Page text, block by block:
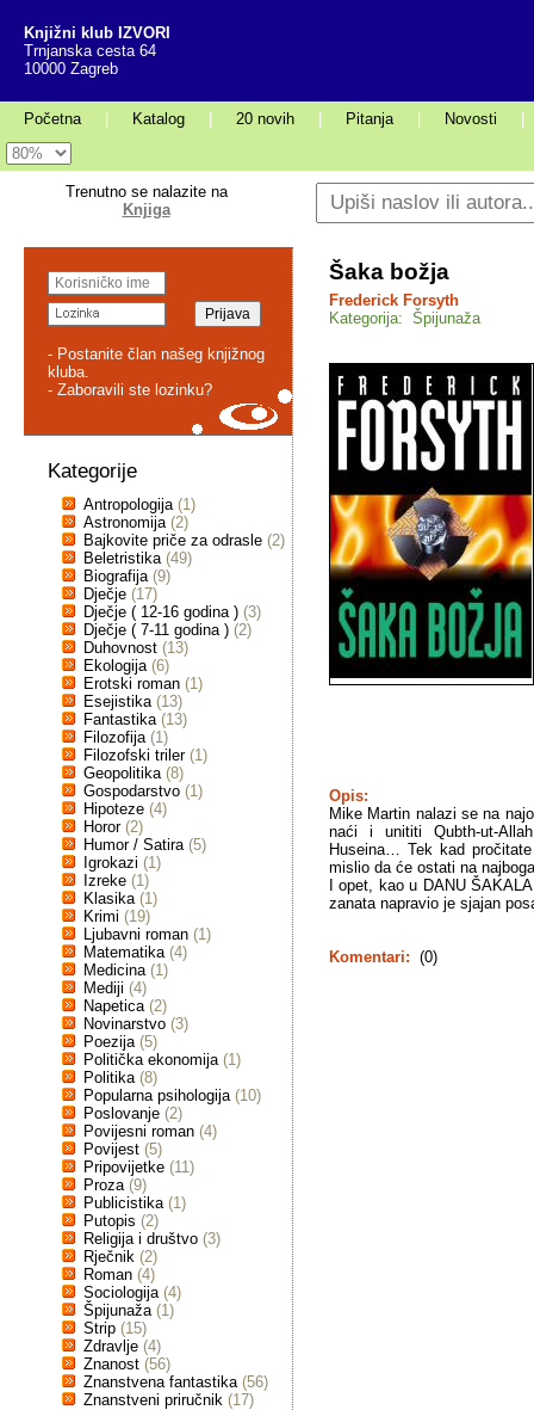
Knjižni klub IZVORI
Trnjanska cesta 64
10000 Zagreb
Početna Katalog 20 novih Pitanja Novosti
Trenutno se nalazite na
Knjiga
- Postanite član našeg knjižnog
kluba.
- Zaboravili ste lozinku?
Kategorije
Antropologija (1)
Astronomija (2)
Bajkovite priče za odrasle (2)
Beletristika (49)
Biografija (9)
Dječje (17)
Dječje ( 12-16 godina ) (3)
Dječje ( 7-11 godina ) (2)
Duhovnost (13)
Ekologija (6)
Erotski roman (1)
Esejistika (13)
Fantastika (13)
Filozofija (1)
Filozofski triler (1)
Geopolitika (8)
Gospodarstvo (1)
Hipoteze (4)
Horor (2)
Humor / Satira (5)
Igrokazi (1)
Izreke (1)
Klasika (1)
Krimi (19)
Ljubavni roman (1)
Matematika (4)
Medicina (1)
Mediji (4)
Napetica (2)
Novinarstvo (3)
Poezija (5)
Politička ekonomija (1)
Politika (8)
Popularna psihologija (10)
Poslovanje (2)
Povijesni roman (4)
Povijest (5)
Pripovijetke (11)
Proza (9)
Publicistika (1)
Putopis (2)
Religija i društvo (3)
Rječnik (2)
Roman (4)
Sociologija (4)
Špijunaža (1)
Strip (15)
Zdravlje (4)
Znanost (56)
Znanstvena fantastika (56)
Znanstveni priručnik (17)
Šaka božja
Frederick Forsyth
Kategorija: Špijunaža
Opis:
Mike Martin nalazi se na
naći i unititi Qubth-ut-
Huseina… Tek kad
mislio da će ostati na
I opet, kao u DANU
zanata napravio je sjajan
Komentari: (0)